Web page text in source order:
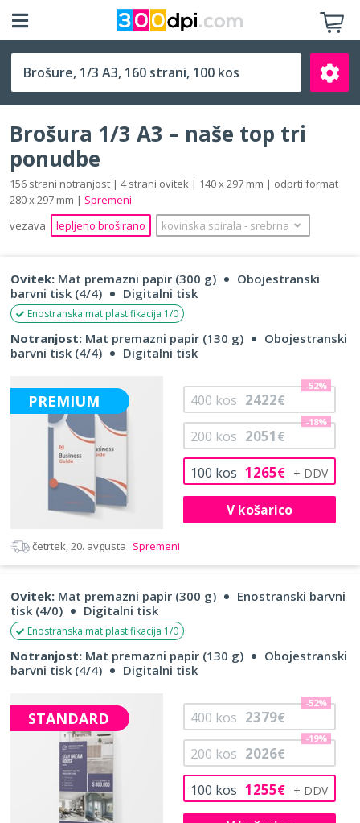
1/3 A3 (140 x 297 mm)
Išči
Brošura 1/3 A3 – naše top tri
ponudbe
156 strani notranjost | 4 strani ovitek | 140 x 297 mm | odprti format
280 x 297 mm | Spremeni
vezava
lepljeno broširano kovinska spirala ‐ srebrna
Ovitek: Mat premazni papir (300 g)
Obojestranski
barvni tisk (4/4)
Digitalni tisk
Enostranska mat plastifikacija 1/0
Notranjost: Mat premazni papir (130 g)
Obojestranski
barvni tisk (4/4)
Digitalni tisk
PREMIUM
100 kos 1265€
200 kos 2051€
-18%
400 kos 2422€
-52%
V košarico
četrtek, 20. avgusta Spremeni
Ovitek: Mat premazni papir (300 g)
Enostranski barvni
tisk (4/0)
Digitalni tisk
Enostranska mat plastifikacija 1/0
Notranjost: Mat premazni papir (130 g)
Obojestranski
barvni tisk (4/4)
Digitalni tisk
STANDARD
100 kos 1255€
200 kos 2026€
-19%
400 kos 2379€
-52%